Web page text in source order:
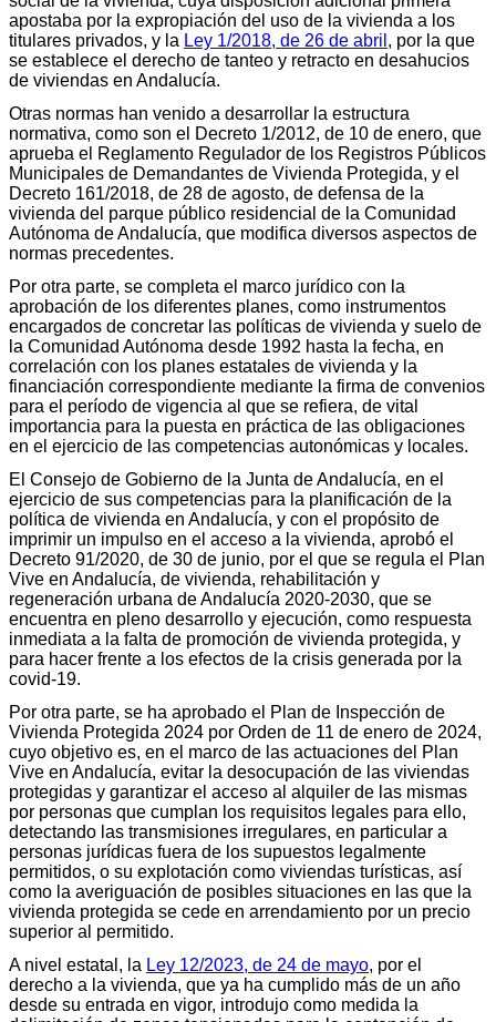
apostaba por la expropiación del uso de la vivienda a los
titulares privados, y la Ley 1/2018, de 26 de abril , por la que
se establece el derecho de tanteo y retracto en desahucios
de viviendas en Andalucía.
Otras normas han venido a desarrollar la estructura
normativa, como son el Decreto 1/2012, de 10 de enero, que
aprueba el Reglamento Regulador de los Registros Públicos
Municipales de Demandantes de Vivienda Protegida, y el
Decreto 161/2018, de 28 de agosto, de defensa de la
vivienda del parque público residencial de la Comunidad
Autónoma de Andalucía, que modifica diversos aspectos de
normas precedentes.
Por otra parte, se completa el marco jurídico con la
aprobación de los diferentes planes, como instrumentos
encargados de concretar las políticas de vivienda y suelo de
la Comunidad Autónoma desde 1992 hasta la fecha, en
correlación con los planes estatales de vivienda y la
financiación correspondiente mediante la firma de convenios
para el período de vigencia al que se refiera, de vital
importancia para la puesta en práctica de las obligaciones
en el ejercicio de las competencias autonómicas y locales.
El Consejo de Gobierno de la Junta de Andalucía, en el
ejercicio de sus competencias para la planificación de la
política de vivienda en Andalucía, y con el propósito de
imprimir un impulso en el acceso a la vivienda, aprobó el
Decreto 91/2020, de 30 de junio, por el que se regula el Plan
Vive en Andalucía, de vivienda, rehabilitación y
regeneración urbana de Andalucía 2020-2030, que se
encuentra en pleno desarrollo y ejecución, como respuesta
inmediata a la falta de promoción de vivienda protegida, y
para hacer frente a los efectos de la crisis generada por la
covid-19.
Por otra parte, se ha aprobado el Plan de Inspección de
Vivienda Protegida 2024 por Orden de 11 de enero de 2024,
cuyo objetivo es, en el marco de las actuaciones del Plan
Vive en Andalucía, evitar la desocupación de las viviendas
protegidas y garantizar el acceso al alquiler de las mismas
por personas que cumplan los requisitos legales para ello,
detectando las transmisiones irregulares, en particular a
personas jurídicas fuera de los supuestos legalmente
permitidos, o su explotación como viviendas turísticas, así
como la averiguación de posibles situaciones en las que la
vivienda protegida se cede en arrendamiento por un precio
superior al permitido.
A nivel estatal, la Ley 12/2023, de 24 de mayo, por el
derecho a la vivienda, que ya ha cumplido más de un año
desde su entrada en vigor, introdujo como medida la